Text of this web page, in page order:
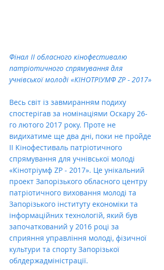
Фінал II обласного кінофестивалю
патріотичного спрямування для
учнівської молоді «КІНОТРІУМФ ZP - 2017»
Весь світ із завмиранням подиху
спостерігав за номінаціями Оскару 26-
го лютого 2017 року. Проте не
видихатиме ще два дні, поки не пройде
II Кінофестиваль патріотичного
спрямування для учнівської молоді
«Кінотріумф ZP - 2017». Це унікальний
проект Запорізького обласного центру
патріотичного виховання молоді та
Запорізького інституту економіки та
інформаційних технологій, який був
започаткований у 2016 році за
сприяння управління молоді, фізичної
культури та спорту Запорізької
облдержадміністрації.